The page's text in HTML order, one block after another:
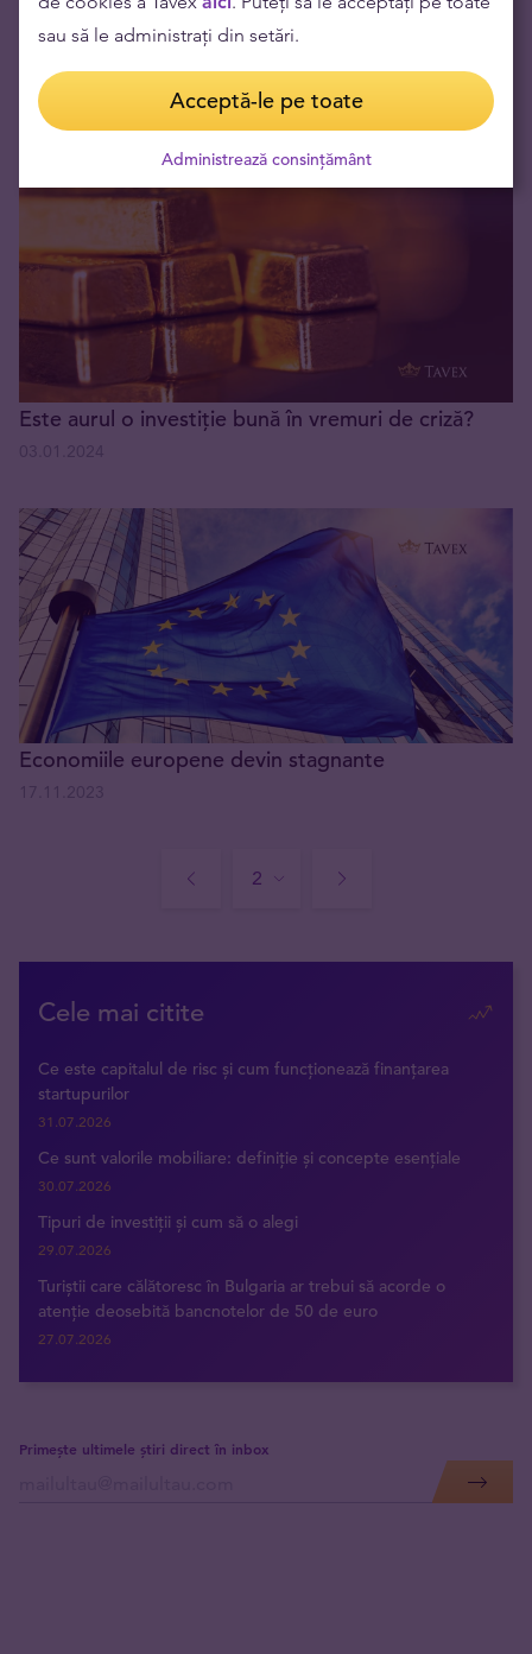
Creditele ipotecare și ratele dobânzilor
19.01.2024
Este aurul o investiție bună în vremuri de criză?
Economiile europene devin stagnante
Cele mai citite
Ce este capitalul de risc și cum funcționează finanțarea
startupurilor
31.07.2026
Ce sunt valorile mobiliare: definiție și concepte esențiale
30.07.2026
Tipuri de investiții și cum să o alegi
29.07.2026
Turiștii care călătoresc în Bulgaria ar trebui să acorde o
atenție deosebită bancnotelor de 50 de euro
27.07.2026
Primește ultimele știri direct în inbox
sau să le administrați din setări.
Acceptă-le pe toate
Administrează consințământ